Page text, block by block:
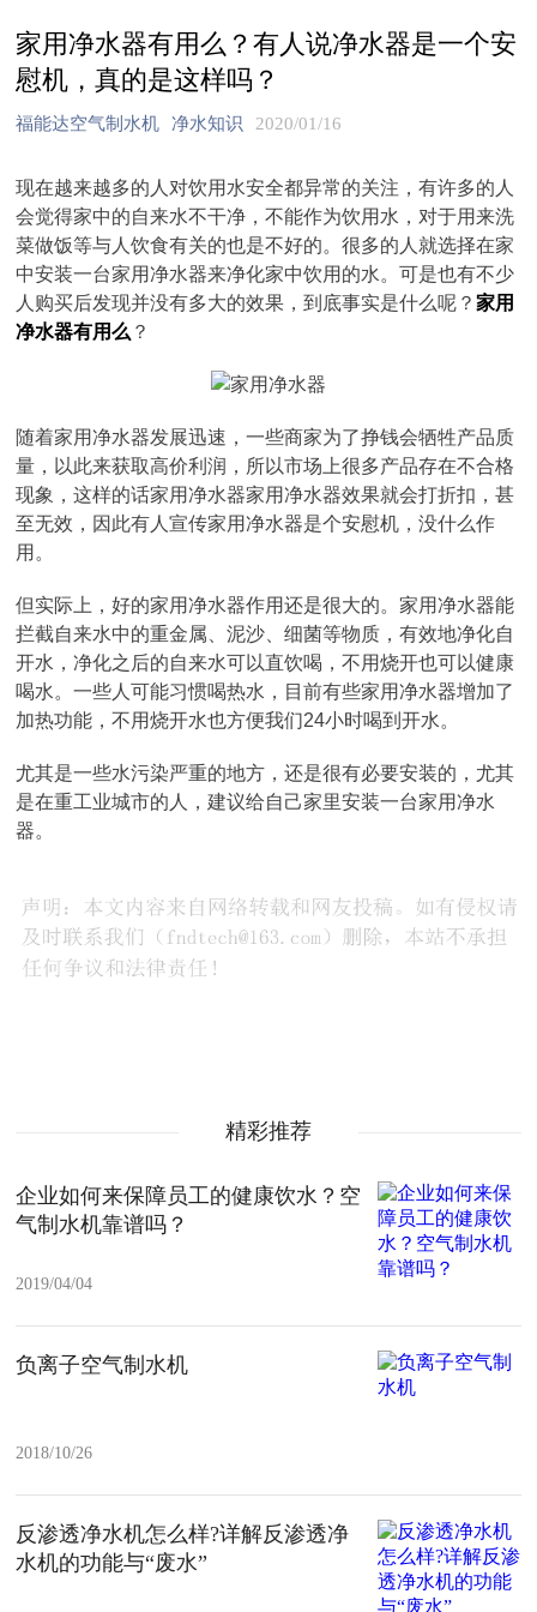
家用净水器有用么？有人说净水器是一个安
慰机，真的是这样吗？
福能达空气制水机 净水知识 2020/01/16
现在越来越多的人对饮用水安全都异常的关注，有许多的人
会觉得家中的自来水不干净，不能作为饮用水，对于用来洗
菜做饭等与人饮食有关的也是不好的。很多的人就选择在家
中安装一台家用净水器来净化家中饮用的水。可是也有不少
人购买后发现并没有多大的效果，到底事实是什么呢？家用
净水器有用么 ？
随着家用净水器发展迅速，一些商家为了挣钱会牺牲产品质
量，以此来获取高价利润，所以市场上很多产品存在不合格
现象，这样的话家用净水器家用净水器效果就会打折扣，甚
至无效，因此有人宣传家用净水器是个安慰机，没什么作
用。
但实际上，好的家用净水器作用还是很大的。家用净水器能
拦截自来水中的重金属、泥沙、细菌等物质，有效地净化自
开水，净化之后的自来水可以直饮喝，不用烧开也可以健康
喝水。一些人可能习惯喝热水，目前有些家用净水器增加了
加热功能，不用烧开水也方便我们24小时喝到开水。
尤其是一些水污染严重的地方，还是很有必要安装的，尤其
是在重工业城市的人，建议给自己家里安装一台家用净水
器。
精彩推荐
企业如何来保障员工的健康饮水？空
气制水机靠谱吗？
2019/04/04
负离子空气制水机
2018/10/26
反渗透净水机怎么样?详解反渗透净
水机的功能与“废水”